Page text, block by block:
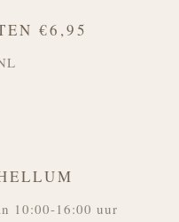
€6,95
10:00-16:00 uur